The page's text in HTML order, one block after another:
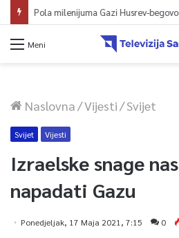
Meni
Naslovna/Vijesti/Svijet
Svijet Vijesti
Izraelske snage
napadati Gazu
Ponedjeljak, 17 Maja 2021, 7:15 0